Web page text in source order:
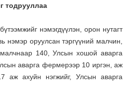
тодрууллаа
нэмэгдүүлэн, орон нутагт
нэмэр оруулсан тэргүүний малчин,
140, Улсын хошой аварга
аварга фермерээр 10 иргэн, аж
аж ахуйн нэгжийг, Улсын аварга